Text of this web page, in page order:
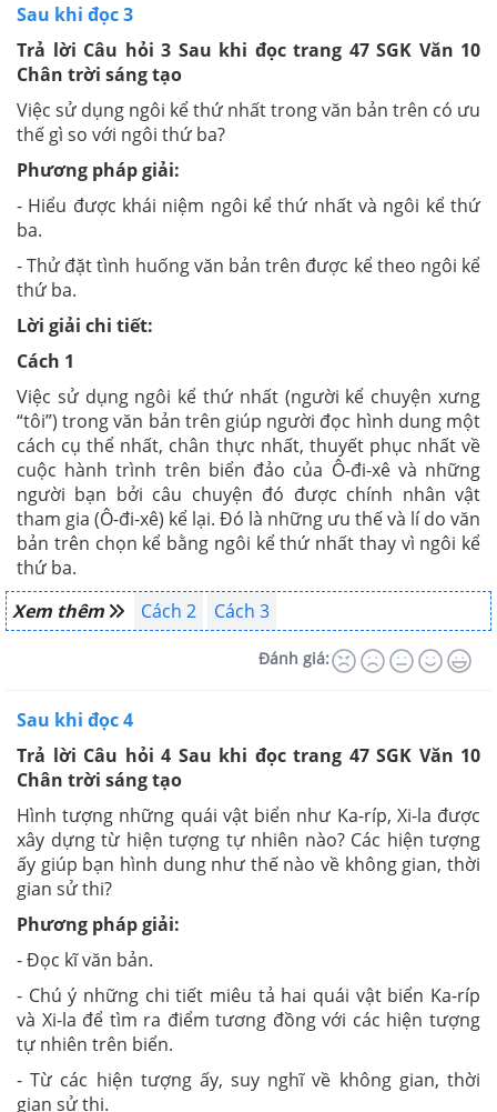
Sau khi đọc 3
Trả lời Câu hỏi 3 Sau khi đọc trang 47 SGK Văn 10
Chân trời sáng tạo
Việc sử dụng ngôi kể thứ nhất trong văn bản trên có ưu
thế gì so với ngôi thứ ba?
Phương pháp giải:
- Hiểu được khái niệm ngôi kể thứ nhất và ngôi kể thứ
ba.
- Thử đặt tình huống văn bản trên được kể theo ngôi kể
thứ ba.
Lời giải chi tiết:
Cách 1
Việc sử dụng ngôi kể thứ nhất (người kể chuyện xưng
“tôi”) trong văn bản trên giúp người đọc hình dung một
cách cụ thể nhất, chân thực nhất, thuyết phục nhất về
cuộc hành trình trên biển đảo của Ô-đi-xê và những
người bạn bởi câu chuyện đó được chính nhân vật
tham gia (Ô-đi-xê) kể lại. Đó là những ưu thế và lí do văn
bản trên chọn kể bằng ngôi kể thứ nhất thay vì ngôi kể
thứ ba.
Xem thêm
Cách 2 Cách 3
Đánh giá:
Sau khi đọc 4
Trả lời Câu hỏi 4 Sau khi đọc trang 47 SGK Văn 10
Chân trời sáng tạo
Hình tượng những quái vật biển như Ka-ríp, Xi-la được
xây dựng từ hiện tượng tự nhiên nào? Các hiện tượng
ấy giúp bạn hình dung như thế nào về không gian, thời
gian sử thi?
Phương pháp giải:
- Đọc kĩ văn bản.
- Chú ý những chi tiết miêu tả hai quái vật biển Ka-ríp
và Xi-la để tìm ra điểm tương đồng với các hiện tượng
tự nhiên trên biển.
- Từ các hiện tượng ấy, suy nghĩ về không gian, thời
gian sử thi.